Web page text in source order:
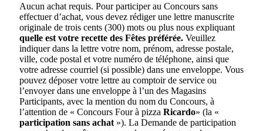
Aucun achat requis. Pour participer au Concours sans
effectuer d’achat, vous devez rédiger une lettre manuscrite
originale de trois cents (300) mots ou plus nous expliquant
quelle est votre recette des Fêtes préférée. Veuillez
indiquer dans la lettre votre nom, prénom, adresse postale,
ville, code postal et votre numéro de téléphone, ainsi que
votre adresse courriel (si possible) dans une enveloppe. Vous
pouvez déposer votre lettre au comptoir de service ou
l’envoyer dans une enveloppe à l’un des Magasins
Participants, avec la mention du nom du Concours, à
l’attention de « Concours Four à pizza Ricardo» (la «
participation sans achat »). La Demande de participation